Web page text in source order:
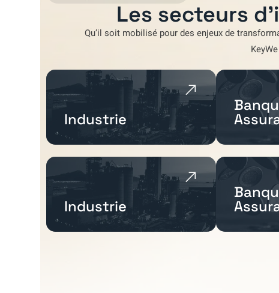
Les secteurs
Qu’il soit mobilisé pourdes enjeux de
KeyWe
Industrie
Industrie